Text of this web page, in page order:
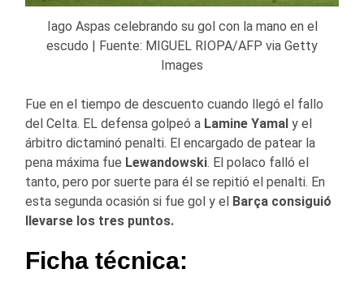
Iago Aspas celebrando su gol con la mano en el
escudo | Fuente: MIGUEL RIOPA/AFP via Getty
Images
Fue en el tiempo de descuento cuando llegó el fallo
del Celta. EL defensa golpeó a Lamine Yamal y el
árbitro dictaminó penalti. El encargado de patear la
pena máxima fue Lewandowski. El polaco falló el
tanto, pero por suerte para él se repitió el penalti. En
esta segunda ocasión si fue gol y el Barça consiguió
llevarse los tres puntos.
Ficha técnica: